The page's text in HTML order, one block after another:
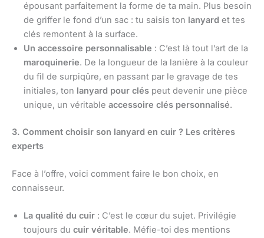
épousant parfaitement la forme de ta main. Plus besoin
de griffer le fond d’un sac : tu saisis ton lanyard et tes
clés remontent à la surface.
Un accessoire personnalisable : C’est là tout l’art de la
maroquinerie. De la longueur de la lanière à la couleur
du fil de surpiqûre, en passant par le gravage de tes
initiales, ton lanyard pour clés peut devenir une pièce
unique, un véritable accessoire clés personnalisé.
3. Comment choisir son lanyard en cuir ? Les critères
experts
Face à l’offre, voici comment faire le bon choix, en
connaisseur.
La qualité du cuir : C’est le cœur du sujet. Privilégie
toujours du cuir véritable. Méfie-toi des mentions